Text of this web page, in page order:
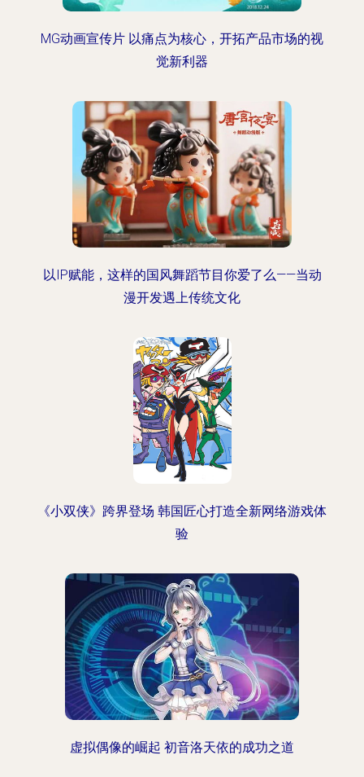
MG动画宣传片 以痛点为核心，开拓产品市场的视
觉新利器
以IP赋能，这样的国风舞蹈节目你爱了么——当动
漫开发遇上传统文化
《小双侠》跨界登场 韩国匠心打造全新网络游戏体
验
虚拟偶像的崛起 初音洛天依的成功之道